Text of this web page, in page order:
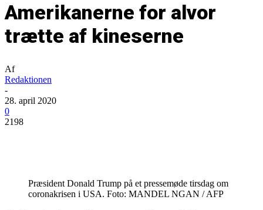
Amerikanerne for alvor
trætte af kineserne
Af
Redaktionen
-
28. april 2020
0
2198
Præsident Donald Trump på et pressemøde tirsdag om
coronakrisen i USA. Foto: MANDEL NGAN / AFP